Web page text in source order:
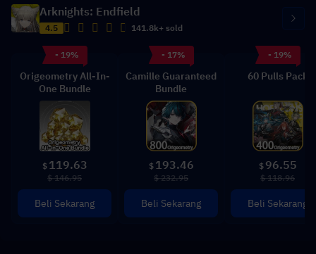
Arknights: Endfield
4.5 141.8k+ sold
- 19%
Origeometry All-In-
One Bundle
$ 119.63
$ 146.95
Beli Sekarang
- 17%
Camille Guaranteed
Bundle
$ 193.46
$ 232.95
Beli Sekarang
- 19%
60 Pulls Pack
$ 96.55
$ 118.96
Beli Sekarang